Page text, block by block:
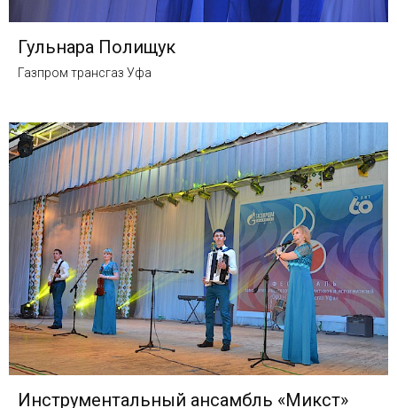
Гульнара Полищук
Газпром трансгаз Уфа
Инструментальный ансамбль «Микст»